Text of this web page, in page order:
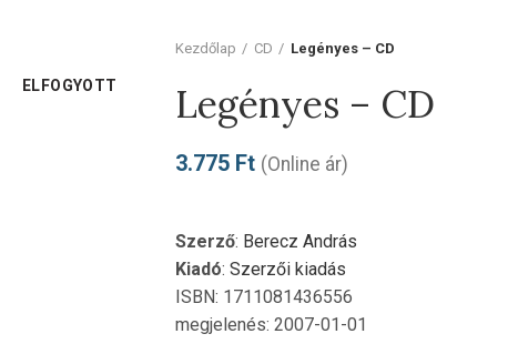
ELFOGYOTT
Kezdőlap
CD Legényes – CD
Legényes – CD
3.775 Ft (Online ár)
Szerző: Berecz András
Kiadó: Szerzői kiadás
ISBN: 1711081436556
megjelenés: 2007-01-01